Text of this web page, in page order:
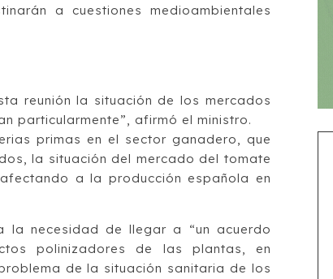
a cuestiones medioambientales
reunión la situación de los mercados
particularmente”, afirmó el ministro.
primas en el sector ganadero, que
la situación del mercado del tomate
a la producción española en
la necesidad de llegar a “un acuerdo
polinizadores de las plantas, en
de la situación sanitaria de los